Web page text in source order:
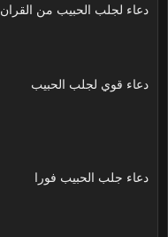
دعاء لجلب الحبيب من القران
دعاء قوي لجلب الحبيب
دعاء جلب الحبيب فورا